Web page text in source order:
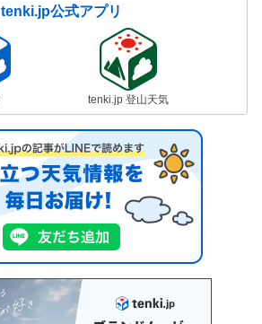
tenki.jp公式アプリ
tenki.jp 登山天気